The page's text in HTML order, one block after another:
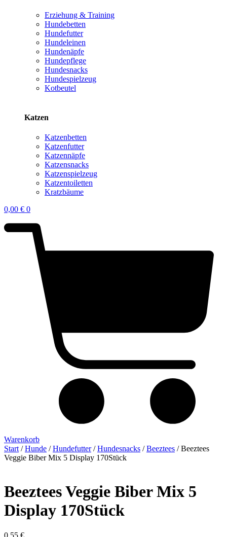
Erziehung & Training
Hundebetten
Hundefutter
Hundeleinen
Hundenäpfe
Hundepflege
Hundesnacks
Hundespielzeug
Kotbeutel
Katzen
Katzenbetten
Katzenfutter
Katzennäpfe
Katzensnacks
Katzenspielzeug
Katzentoiletten
Kratzbäume
0,00 € 0
Warenkorb
Start /Hunde /Hundefutter/Hundesnacks /Beeztees / Beeztees
Veggie Biber Mix 5 Display 170Stück
Beeztees Veggie Biber Mix 5
Display 170Stück
0,55 €